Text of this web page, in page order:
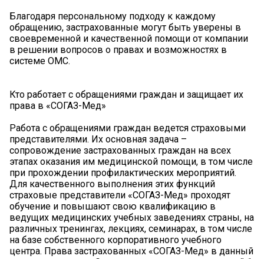
Благодаря персональному подходу к каждому
обращению, застрахованные могут быть уверены в
своевременной и качественной помощи от компании
в решении вопросов о правах и возможностях в
системе ОМС.
Кто работает с обращениями граждан и защищает их
права в «СОГАЗ-Мед»
Работа с обращениями граждан ведется страховыми
представителями. Их основная задача –
сопровождение застрахованных граждан на всех
этапах оказания им медицинской помощи, в том числе
при прохождении профилактических мероприятий.
Для качественного выполнения этих функций
страховые представители «СОГАЗ-Мед» проходят
обучение и повышают свою квалификацию в
ведущих медицинских учебных заведениях страны, на
различных тренингах, лекциях, семинарах, в том числе
на базе собственного корпоративного учебного
центра. Права застрахованных «СОГАЗ-Мед» в данный